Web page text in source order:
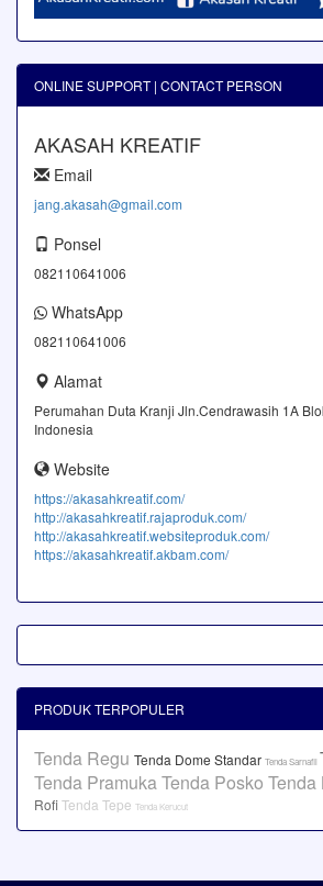
ONLINE SUPPORT | CONTACT PERSON
AKASAH KREATIF
Email
jang.akasah@gmail.com
Ponsel
082110641006
WhatsApp
082110641006
Alamat
Perumahan Duta Kranji Jln.Cendrawasih 1A
Indonesia
Website
https://akasahkreatif.com/
http://akasahkreatif.rajaproduk.com/
http://akasahkreatif.websiteproduk.com/
https://akasahkreatif.akbam.com/
PRODUK TERPOPULER
Tenda Regu Tenda Dome Standar Tenda Sarnafil
Tenda PramukaTenda Posko Tenda
RofiTenda Tepe Tenda Kerucut